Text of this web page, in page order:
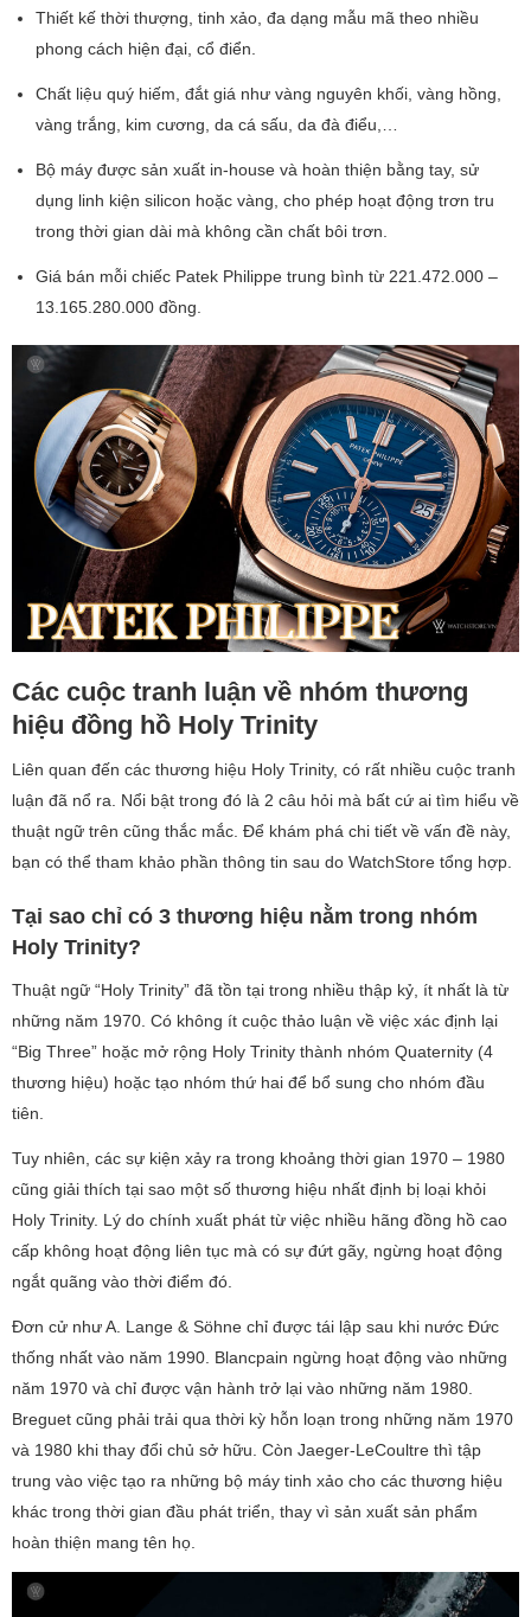
Thiết kế thời thượng, tinh xảo, đa dạng mẫu mã theo nhiều
phong cách hiện đại, cổ điển.
Chất liệu quý hiếm, đắt giá như vàng nguyên khối, vàng hồng,
vàng trắng, kim cương, da cá sấu, da đà điểu,…
Bộ máy được sản xuất in-house và hoàn thiện bằng tay, sử
dụng linh kiện silicon hoặc vàng, cho phép hoạt động trơn tru
trong thời gian dài mà không cần chất bôi trơn.
Giá bán mỗi chiếc Patek Philippe trung bình từ 221.472.000 –
13.165.280.000 đồng.
Các cuộc tranh luận về nhóm thương
hiệu đồng hồ Holy Trinity
Liên quan đến các thương hiệu Holy Trinity, có rất nhiều cuộc tranh
luận đã nổ ra. Nổi bật trong đó là 2 câu hỏi mà bất cứ ai tìm hiểu về
thuật ngữ trên cũng thắc mắc. Để khám phá chi tiết về vấn đề này,
bạn có thể tham khảo phần thông tin sau do WatchStore tổng hợp.
Tại sao chỉ có 3 thương hiệu nằm trong nhóm
Holy Trinity?
Thuật ngữ “Holy Trinity” đã tồn tại trong nhiều thập kỷ, ít nhất là từ
những năm 1970. Có không ít cuộc thảo luận về việc xác định lại
“Big Three” hoặc mở rộng Holy Trinity thành nhóm Quaternity (4
thương hiệu) hoặc tạo nhóm thứ hai để bổ sung cho nhóm đầu
tiên.
Tuy nhiên, các sự kiện xảy ra trong khoảng thời gian 1970 – 1980
cũng giải thích tại sao một số thương hiệu nhất định bị loại khỏi
Holy Trinity. Lý do chính xuất phát từ việc nhiều hãng đồng hồ cao
cấp không hoạt động liên tục mà có sự đứt gãy, ngừng hoạt động
ngắt quãng vào thời điểm đó.
Đơn cử như A. Lange & Söhne chỉ được tái lập sau khi nước Đức
thống nhất vào năm 1990. Blancpain ngừng hoạt động vào những
năm 1970 và chỉ được vận hành trở lại vào những năm 1980.
Breguet cũng phải trải qua thời kỳ hỗn loạn trong những năm 1970
và 1980 khi thay đổi chủ sở hữu. Còn Jaeger-LeCoultre thì tập
trung vào việc tạo ra những bộ máy tinh xảo cho các thương hiệu
khác trong thời gian đầu phát triển, thay vì sản xuất sản phẩm
hoàn thiện mang tên họ.